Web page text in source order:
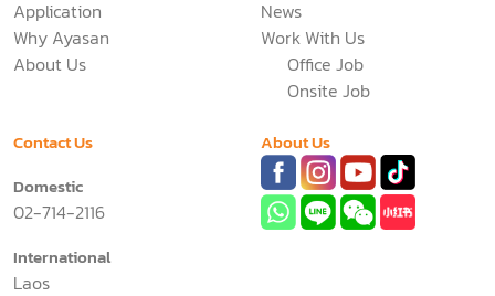
Application
Why Ayasan
About Us
News
Work With Us
Office Job
Onsite Job
Contact Us
Domestic
02-714-2116
International
Laos
About Us